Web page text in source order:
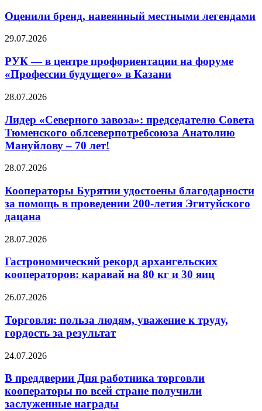
Оценили бренд, навеянный местными легендами
29.07.2026
РУК — в центре профориентации на форуме
«Профессии будущего» в Казани
28.07.2026
Лидер «Северного завоза»: председателю Совета
Тюменского облсеверпотребсоюза Анатолию
Мануйлову – 70 лет!
28.07.2026
Кооператоры Бурятии удостоены благодарности
за помощь в проведении 200-летия Эгитуйского
дацана
28.07.2026
Гастрономический рекорд архангельских
кооператоров: каравай на 80 кг и 30 яиц
26.07.2026
Торговля: польза людям, уважение к труду,
гордость за результат
24.07.2026
В преддверии Дня работника торговли
кооператоры по всей стране получили
заслуженные награды